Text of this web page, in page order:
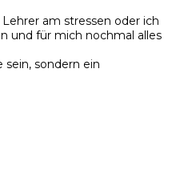
am stressen oder ich
und für mich nochmal alles
sondern ein